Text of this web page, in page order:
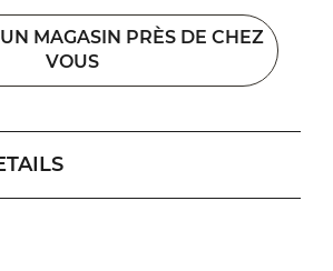
MAGASIN PRÈS DE CHEZ
VOUS